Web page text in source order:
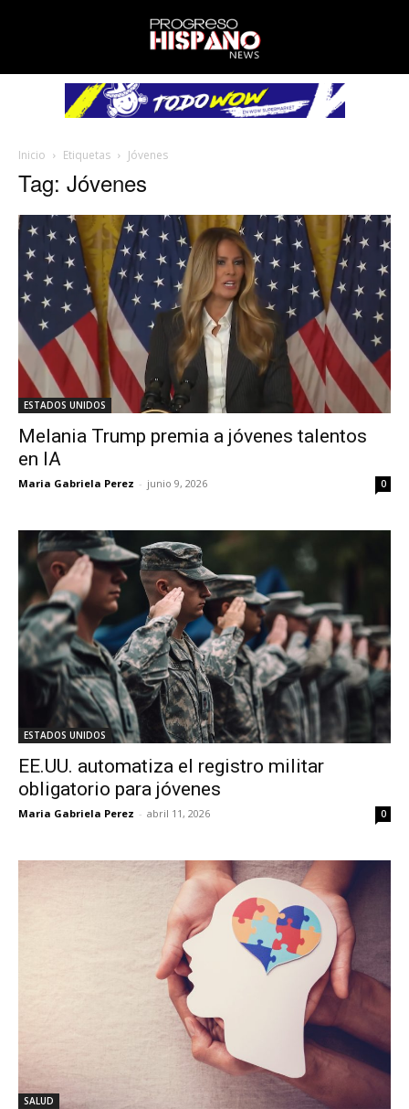
Inicio Etiquetas Jóvenes
Tag: Jóvenes
ESTADOS UNIDOS
Melania Trump premia a jóvenes talentos
en IA
Maria Gabriela Perez - junio 9, 2026 0
ESTADOS UNIDOS
EE.UU. automatiza el registro militar
obligatorio para jóvenes
Maria Gabriela Perez - abril 11, 2026 0
SALUD